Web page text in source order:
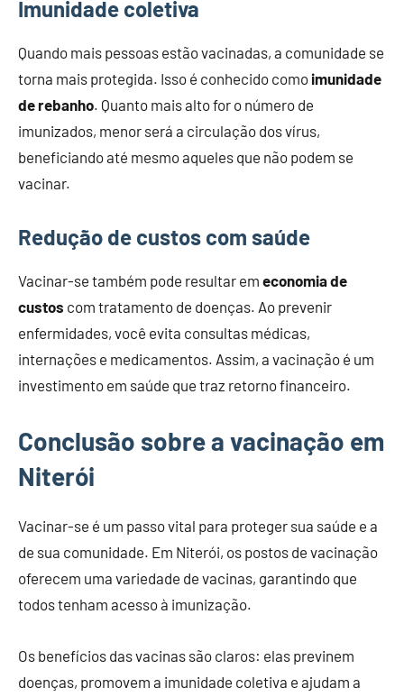
Imunidade coletiva
Quando mais pessoas estão vacinadas, a comunidade se
torna mais protegida. Isso é conhecido como imunidade
de rebanho. Quanto mais alto for o número de
imunizados, menor será a circulação dos vírus,
beneficiando até mesmo aqueles que não podem se
vacinar.
Redução de custos com saúde
Vacinar-se também pode resultar em economia de
custos com tratamento de doenças. Ao prevenir
enfermidades, você evita consultas médicas,
internações e medicamentos. Assim, a vacinação é um
investimento em saúde que traz retorno financeiro.
Conclusão sobre a vacinação em
Niterói
Vacinar-se é um passo vital para proteger sua saúde e a
de sua comunidade. Em Niterói, os postos de vacinação
oferecem uma variedade de vacinas, garantindo que
todos tenham acesso à imunização.
Os benefícios das vacinas são claros: elas previnem
doenças, promovem a imunidade coletiva e ajudam a